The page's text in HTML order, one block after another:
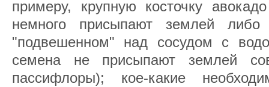
примеру, крупную косточку
немного присыпают землей
"подвешенном" над сосудом с
семена не присыпают землей
пассифлоры); кое-какие